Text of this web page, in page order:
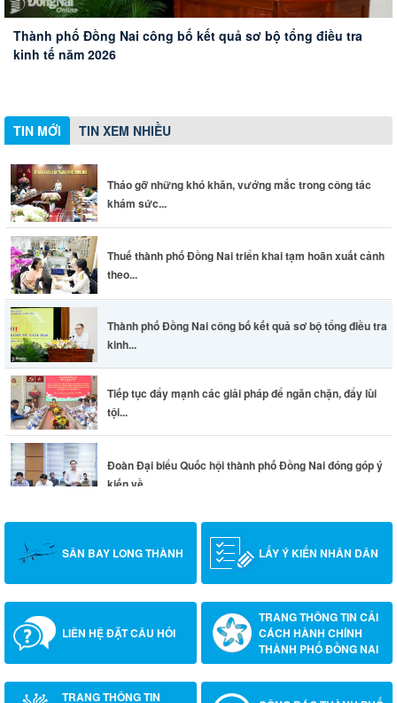
TIN MỚI TIN XEM NHIỀU
Tháo gỡ những khó khăn, vướng mắc trong công tác khám
Thuế thành phố Đồng Nai triển khai tạm hoãn xuất cảnh
Thành phố Đồng Nai công bố kết quả sơ bộ tổng điều tra
kinh tế năm 2026
Tiếp tục đẩy mạnh các giải pháp để ngăn chặn, đẩy lùi tội
phạm, tệ nạn ma túy
Tháo gỡ những khó khăn, vướng mắc trong công tác
khám sức...
Thuế thành phố Đồng Nai triển khai tạm hoãn xuất cảnh
theo...
Thành phố Đồng Nai công bố kết quả sơ bộ tổng điều tra
kinh...
Tiếp tục đẩy mạnh các giải pháp để ngăn chặn, đẩy lùi
tội...
Đoàn Đại biểu Quốc hội thành phố Đồng Nai đóng góp ý
kiến về...
SÂN BAY LONG THÀNH LẤY Ý KIẾN NHÂN DÂN
LIÊN HỆ ĐẶT CÂU HỎI
TRANG THÔNG TIN CẢI
CÁCH HÀNH CHÍNH
THÀNH PHỐ ĐỒNG NAI
TRANG THÔNG TIN